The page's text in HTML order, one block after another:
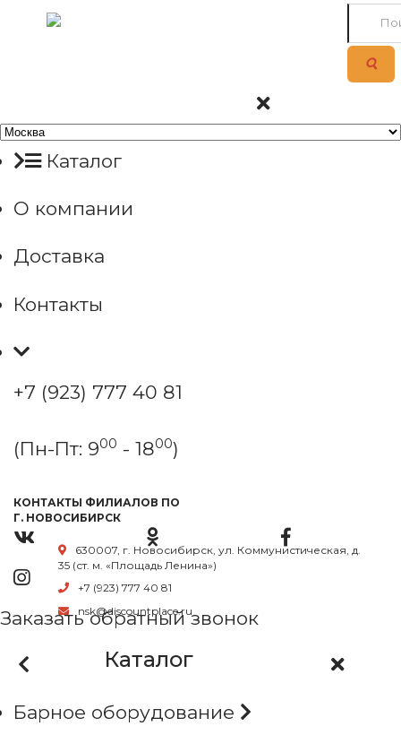
Каталог
О компании
Доставка
Контакты
+7 (923) 777 40 81
(Пн-Пт: 900 - 1800)
КОНТАКТЫ ФИЛИАЛОВ ПО
Г. НОВОСИБИРСК
630007, г. Новосибирск, ул. Коммунистическая, д.
35 (ст. м. «Площадь Ленина»)
+7 (923) 777 40 81
nsk@discountplace.ru
Заказать обратный звонок
Каталог
Барное оборудование